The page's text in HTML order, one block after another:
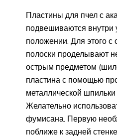
Пластины для пчел с
подвешиваются внутри
положении. Для этого с
полоски проделывают
острым предметом
пластина с помощью
металлической
Желательно
фумисана. Первую
поближе к задней